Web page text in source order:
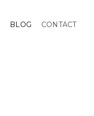
BLOG CONTACT